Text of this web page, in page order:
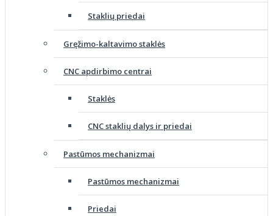
Staklių priedai
Gręžimo-kaltavimo staklės
CNC apdirbimo centrai
Staklės
CNC staklių dalys ir priedai
Pastūmos mechanizmai
Pastūmos mechanizmai
Priedai